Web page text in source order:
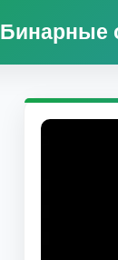
Бинарные